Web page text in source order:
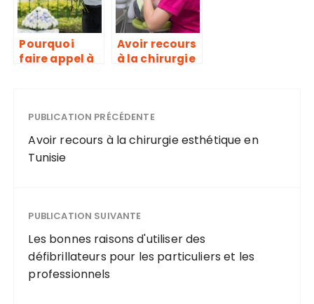
Pourquoi
faire appel à
Avoir recours
à la chirurgie
PUBLICATION PRÉCÉDENTE
Avoir recours à la chirurgie esthétique en
Tunisie
PUBLICATION SUIVANTE
Les bonnes raisons d'utiliser des
défibrillateurs pour les particuliers et les
professionnels